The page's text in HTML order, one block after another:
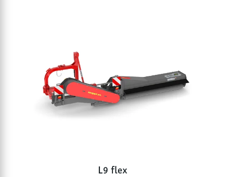
L9 flex